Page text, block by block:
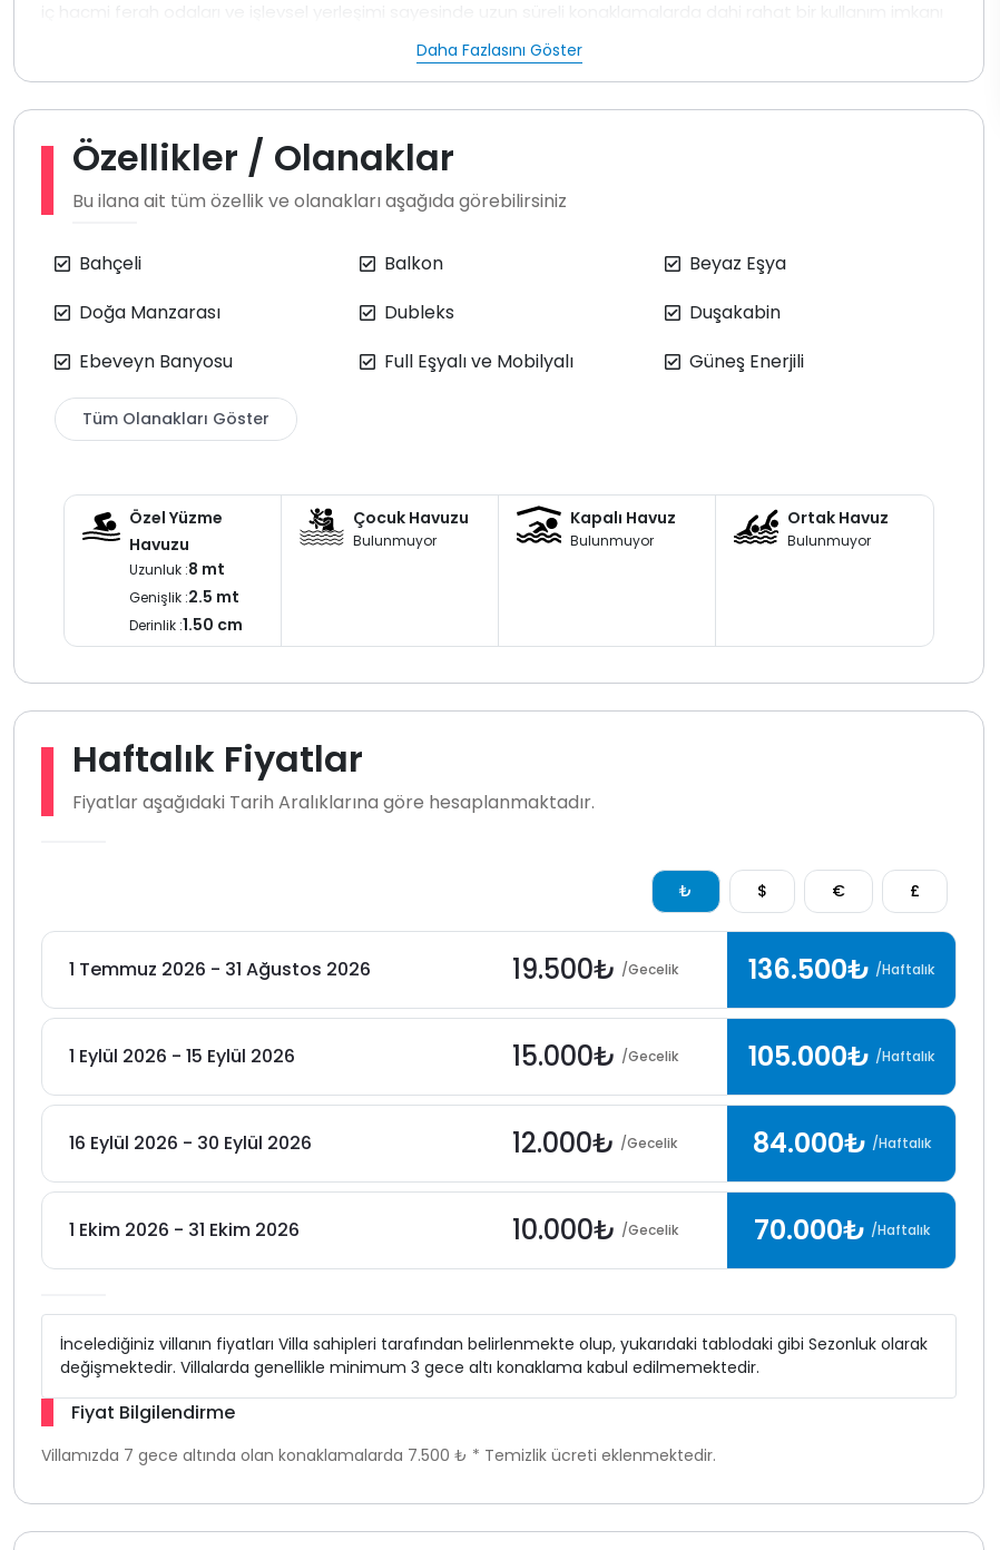
hale getiren özel detaylar arasında yer almaktadır.
adet tek kişilik yatak, klima ortak banyo ve balkon bulunmaktadır. Dördüncü yatak odasında birleştirilebilir iki
adet tek kişilik yatak klima, ortak banyo ve balkon yer almaktadır. Beşinci yatak odasında ise tek kişilik
yatak klima ortak banyo ve balkon bulunmaktadır. Bu oda dağılımı 10 kişilik konaklamalar için dengeli ve konforlu
Villa misafirlere girişte temiz şekilde teslim edilmektedir. Tüm yatak odalarında ve salon alanında klima
dahildir ve bu hizmetler için ekstra bir ücret talep edilmemektedir.
Havuz ve bahçe bakımı günde bir kez düzenli olarak yapılmakta villa haftada bir kez genel temizliğe
içerisinde konumlanmış olması sebebiyle çevrede kelebek, böcek veya sinek bulunma ihtimali olabileceği bilgisi
göz önünde bulundurulmalıdır.
Fethiye Ovacıkın huzurlu atmosferinde yer alan bu geniş ve konforlu kiralık villa
doğa içerisinde merkeze yakın ve
kalabalık gruplara uygun bir villa tatili arayan misafirler için güçlü bir villa kiralama ve kiralık villa seçeneğidir
Daha Fazlasını Göster
Özellikler / Olanaklar
Bu ilana ait tüm özellik ve olanakları aşağıda görebilirsiniz
Bahçeli Balkon
Beyaz Eşya
Doğa Manzarası
Dubleks
Duşakabin
Ebeveyn Banyosu
Full Eşyalı ve Mobilyalı Güneş Enerjili
Tüm Olanakları Göster
Özel Yüzme
Havuzu
Uzunluk :8 mt
Genişlik :2.5 mt
Derinlik :1.50 cm
Çocuk Havuzu
Bulunmuyor
Kapalı Havuz
Bulunmuyor
Ortak Havuz
Bulunmuyor
Haftalık Fiyatlar
Fiyatlar aşağıdaki Tarih Aralıklarına göre hesaplanmaktadır.
₺ $ € £
1 Temmuz 2026 - 31 Ağustos 2026 19.500₺ /Gecelik 136.500₺ /Haftalık
1 Eylül 2026 - 15 Eylül 2026 15.000₺ /Gecelik 105.000₺ /Haftalık
16 Eylül 2026 - 30 Eylül 2026 12.000₺ /Gecelik 84.000₺ /Haftalık
1 Ekim 2026 - 31 Ekim 2026 10.000₺ /Gecelik 70.000₺ /Haftalık
İncelediğiniz villanın fiyatları Villa sahipleri tarafından belirlenmekte olup, yukarıdaki tablodaki gibi Sezonluk olarak
değişmektedir. Villalarda genellikle minimum 3 gece altı konaklama kabul edilmemektedir.
Fiyat Bilgilendirme
Villamızda 7 gece altında olan konaklamalarda 7.500 ₺ * Temizlik ücreti eklenmektedir.